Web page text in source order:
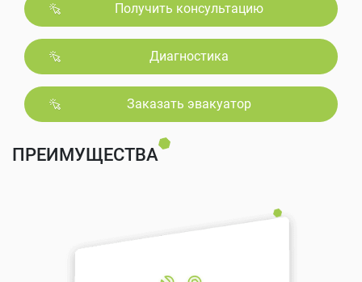
Получить консультацию
Диагностика
Заказать эвакуатор
ПРЕИМУЩЕСТВА